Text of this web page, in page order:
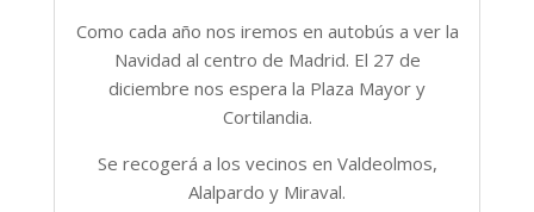
Como cada año nos iremos en autobús a ver la
Navidad al centro de Madrid. El 27 de
diciembre nos espera la Plaza Mayor y
Cortilandia.
Se recogerá a los vecinos en Valdeolmos,
Alalpardo y Miraval.